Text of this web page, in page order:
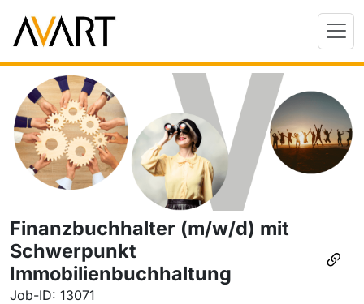
Finanzbuchhalter (m/w/d) mit
Schwerpunkt
Immobilienbuchhaltung
Job-ID: 13071